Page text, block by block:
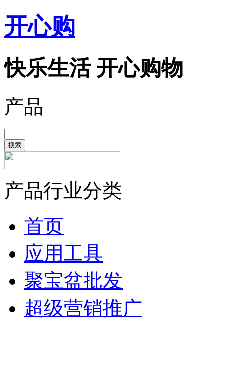
开心购
快乐生活 开心购物
产品
搜索
产品行业分类
首页
应用工具
聚宝盆批发
超级营销推广